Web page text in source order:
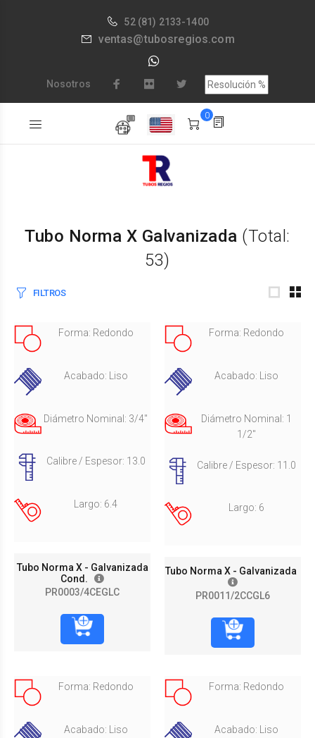
52 (81) 2133-1400
ventas@tubosregios.com
Nosotros
0
Tubo Norma X Galvanizada (Total:
53)
FILTROS
Forma: Redondo
Acabado: Liso
Diámetro Nominal: 3/4"
Calibre / Espesor: 13.0
Largo: 6.4
Tubo Norma X - Galvanizada
Cond.
PR0003/4CEGLC
Forma: Redondo
Acabado: Liso
Diámetro Nominal: 1
1/2"
Calibre / Espesor: 11.0
Largo: 6
Tubo Norma X - Galvanizada
PR0011/2CCGL6
Forma: Redondo
Acabado: Liso
Forma: Redondo
Acabado: Liso